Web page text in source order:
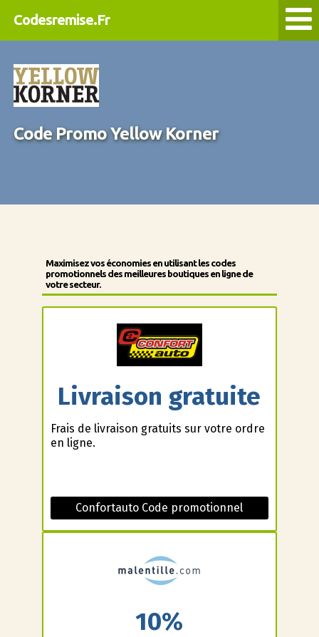
Codesremise.Fr
Code Promo Yellow Korner
Maximisez vos économies en utilisant les codes
promotionnels des meilleures boutiques en ligne de
votre secteur.
Livraison gratuite
Frais de livraison gratuits sur votre ordre
en ligne.
Confortauto Code promotionnel
10%